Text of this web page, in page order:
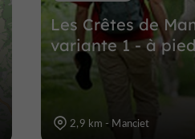
Les Crêtes de
variante 1 - à pied
2,9 km - Manciet